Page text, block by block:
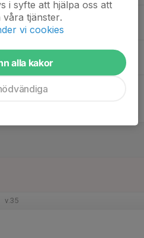
GIF
v.35
i syfte att hjälpa oss att
tjänster.
vi cookies
alla kakor